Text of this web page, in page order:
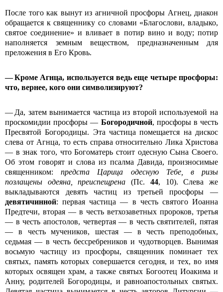
После того как вынут из агничной просфоры Агнец, диакон
обращается к священнику со словами «Благослови, владыко,
святое соединение» и вливает в потир вино и воду; потир
наполняется земным веществом, предназначенным для
преложения в Его Кровь.
— Кроме Агнца, используется ведь еще четыре просфоры:
что, вернее, кого они символизируют?
— Да, затем вынимается частица из второй используемой на
проскомидии просфоры — Богородичной, просфоры в честь
Пресвятой Богородицы. Эта частица помещается на дискос
слева от Агнца, то есть справа относительно Лика Христова
— в знак того, что Богоматерь стоит одесную Сына Своего.
Об этом говорят и слова из псалма Давида, произносимые
священником:предста Царица одесную Тебе, в ризы
позлащены одеяна, преиспещрена (Пс. 44, 10). Слева же
выкладываются девять частиц из третьей просфоры —
девятичинной: первая частица — в честь святого Иоанна
Предтечи, вторая — в честь ветхозаветных пророков, третья
— в честь апостолов, четвертая — в честь святителей, пятая
— в честь мучеников, шестая — в честь преподобных,
седьмая — в честь бессребреников и чудотворцев. Вынимая
восьмую частицу из просфоры, священник поминает тех
святых, память которых совершается сегодня, и тех, во имя
которых освящен храм, а также святых Богоотец Иоакима и
Анну, родителей Богородицы, и равноапос­тольных святых.